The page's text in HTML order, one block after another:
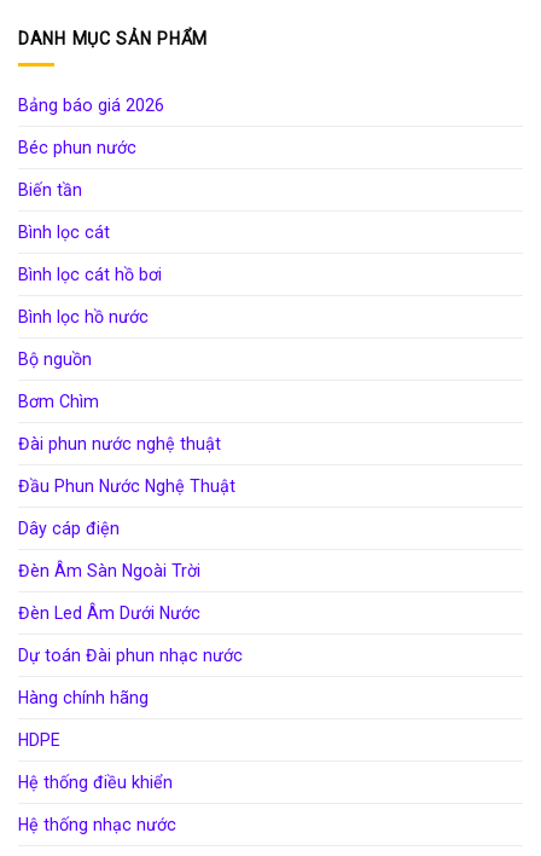
DANH MỤC SẢN PHẨM
Bảng báo giá 2026
Béc phun nước
Biến tần
Bình lọc cát
Bình lọc cát hồ bơi
Bình lọc hồ nước
Bộ nguồn
Bơm Chìm
Đài phun nước nghệ thuật
Đầu Phun Nước Nghệ Thuật
Dây cáp điện
Đèn Âm Sàn Ngoài Trời
Đèn Led Âm Dưới Nước
Dự toán Đài phun nhạc nước
Hàng chính hãng
HDPE
Hệ thống điều khiển
Hệ thống nhạc nước